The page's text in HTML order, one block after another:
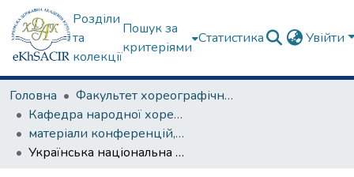
Розділи
та
колекції
Пошук за
критеріями
Статистика Увійти
Головна
Факультет хореографічного мистецтва
Кафедра народної хореографії та теорії танцю
матеріали конференцій, семінарів, круглих столів та ін.
Українська національна балетна вистава К. Данькевича "Лілея": історія створення та особливості різних авторських редакцій сценічного втілення